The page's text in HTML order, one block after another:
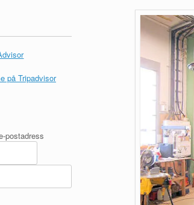
på Tripadvisor
postadress